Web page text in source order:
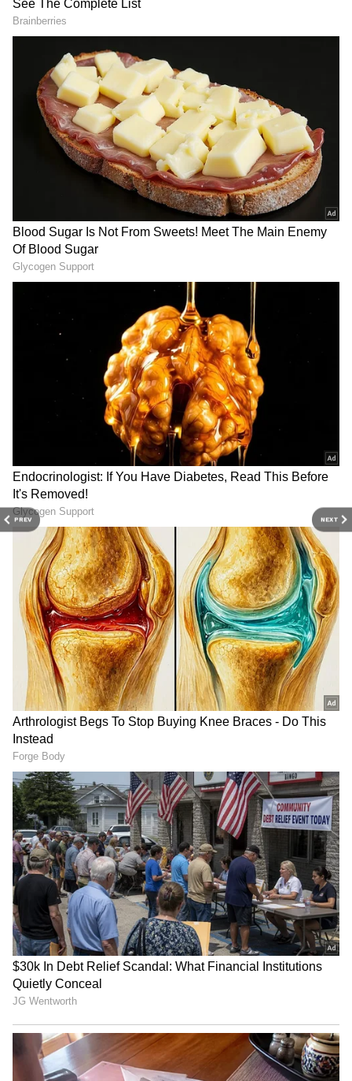
PREV NEXT
Image Credit :Asianet News
ఇసకపట్నం వెబ్‌ సిరీస్‌ ట్రైలర్
ఇటీవల ఈ వెబ్‌ సిరీస్‌ ట్రైలర్‌ విడుదలైంది. ఇసకపట్నం
పోర్ట్ చుట్టూ ఈ మూవీ కథ తిరుగుతుంది. ఆ పోర్ట్ పై
అధికారం కోసం అటు తండ్రి, ఇటు కూతురు కన్నేస్తారు.
తండ్రి అనేక అఘాయిత్యాలకు పాల్పడి, దౌర్జన్యాలకు,
అక్రమాలకు పాల్పడి పోర్ట్ పై పట్టు సాధిస్తాడు. తనకు
అడ్డువచ్చిన వారి అంతు చూడటం తండ్రి నైజాం. ఆ
స్థానంలో సొంత కూతురు ఉన్నా వదిలిపెట్టడు. కూతురుకి
కూడా అలాంటిదే. తండ్రిని ఎదుర్కునేందుకు ఎత్తులకు పై
ఎత్తు వేస్తుంది. మరి ఈ ఆధిపత్య పోరులో విజయం ఎవరి
అనేది సిరీస్‌.
Related Articles
Sushmita: ఉపాసన చేసే వంటలపై సుస్మిత కొణిదెల
కామెంట్‌.. తన పిల్లలు మాత్రం వదిలిపెట్టరట
AK47 Release Date: ఆ వార్తలకు ఆదర్శ కుటుంబం
టీమ్‌ చెక్‌.. వెంకటేష్‌ మూవీ విడుదలయ్యేది అప్పుడే
3
4
Image Credit :Asianet News
కల్పిత పోర్ట్ టౌన్ నేపథ్యంలో సాగే ఈ కథలో అధికారం,
రాజకీయాలు, గ్యాంగ్ వార్స్, కుటుంబ విభేదాలు